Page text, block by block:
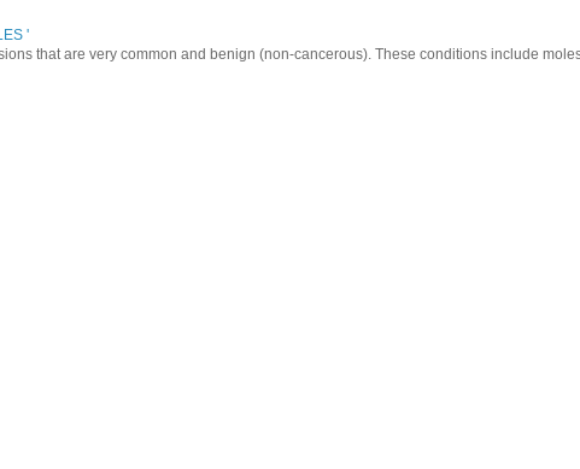
'
that are very common and benign (non-cancerous). These conditions include